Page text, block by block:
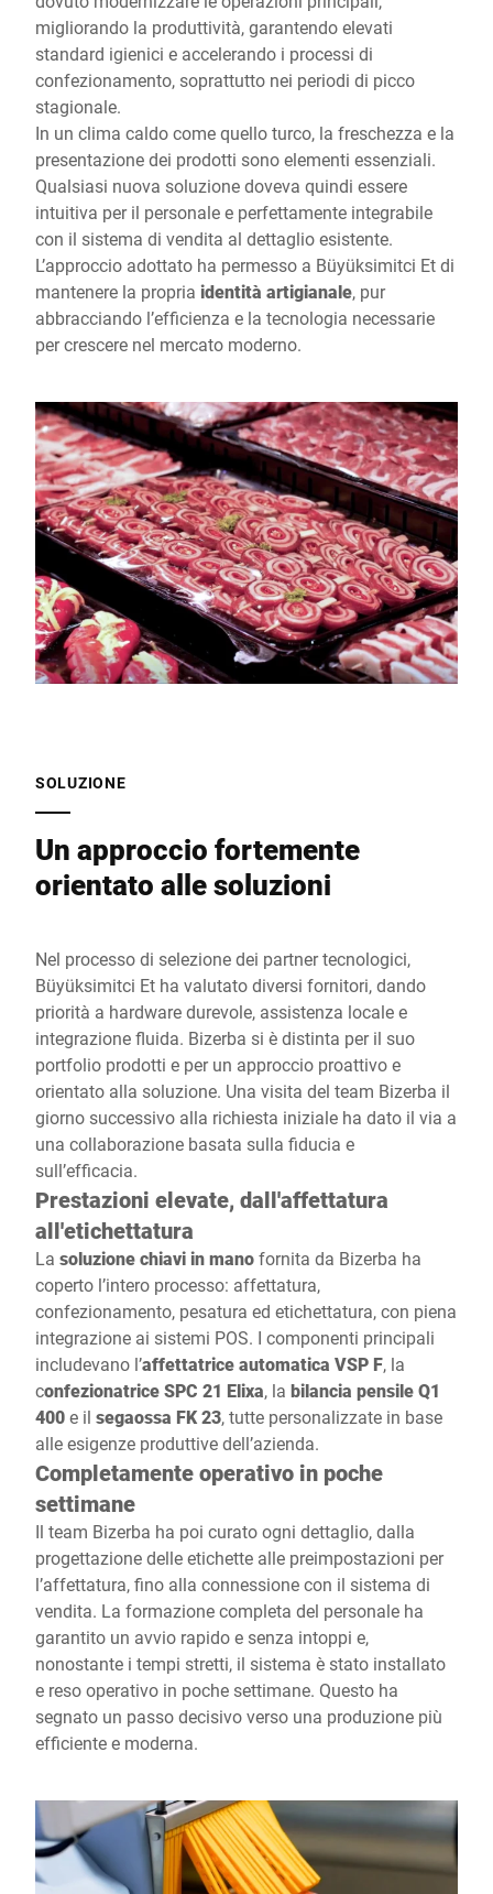
migliorando la produttività, garantendo elevati
standard igienici e accelerando i processi di
confezionamento, soprattutto nei periodi di picco
stagionale.
In un clima caldo come quello turco, la freschezza e la
presentazione dei prodotti sono elementi essenziali.
Qualsiasi nuova soluzione doveva quindi essere
intuitiva per il personale e perfettamente integrabile
con il sistema di vendita al dettaglio esistente.
L’approccio adottato ha permesso a Büyüksimitci Et di
mantenere la propria identità artigianale, pur
abbracciando l’efficienza e la tecnologia necessarie
per crescere nel mercato moderno.
SOLUZIONE
Un approccio fortemente
orientato alle soluzioni
Nel processo di selezione dei partner tecnologici,
Büyüksimitci Et ha valutato diversi fornitori, dando
priorità a hardware durevole, assistenza locale e
integrazione fluida. Bizerba si è distinta per il suo
portfolio prodotti e per un approccio proattivo e
orientato alla soluzione. Una visita del team Bizerba il
giorno successivo alla richiesta iniziale ha dato il via a
una collaborazione basata sulla fiducia e
sull’efficacia.
Prestazioni elevate, dall'affettatura
all'etichettatura
La soluzione chiavi in manofornita da Bizerba ha
coperto l’intero processo: affettatura,
confezionamento, pesatura ed etichettatura, con piena
integrazione ai sistemi POS. I componenti principali
includevano l’affettatrice automatica VSP F, la
confezionatrice SPC 21 Elixa, la bilancia pensile Q1
400e il segaossa FK 23, tutte personalizzate in base
alle esigenze produttive dell’azienda.
Completamente operativo in poche
settimane
Il team Bizerba ha poi curato ogni dettaglio, dalla
progettazione delle etichette alle preimpostazioni per
l’affettatura, fino alla connessione con il sistema di
vendita. La formazione completa del personale ha
garantito un avvio rapido e senza intoppi e,
nonostante i tempi stretti, il sistema è stato installato
e reso operativo in poche settimane. Questo ha
segnato un passo decisivo verso una produzione più
efficiente e moderna.